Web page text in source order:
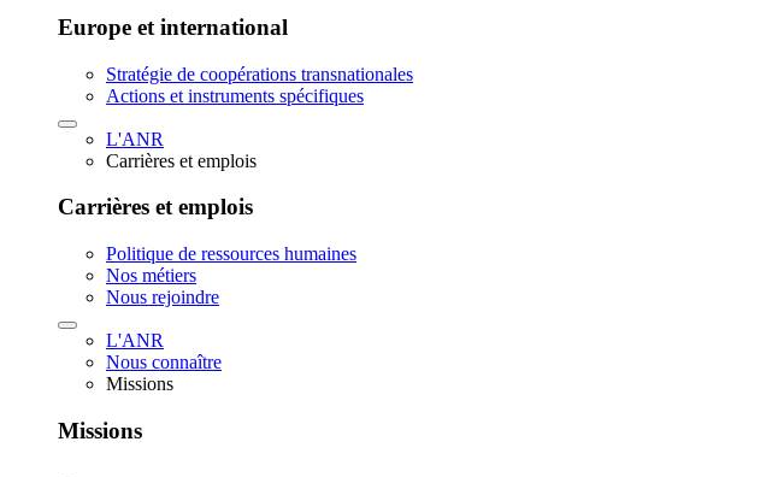
Europe et international
Stratégie de coopérations transnationales
Actions et instruments spécifiques
L'ANR
Carrières et emplois
Carrières et emplois
Politique de ressources humaines
Nos métiers
Nous rejoindre
L'ANR
Nous connaître
Missions
Missions